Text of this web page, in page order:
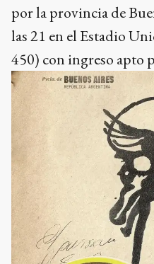
por la provincia de
las 21 en el Estadio
450) con ingreso apto